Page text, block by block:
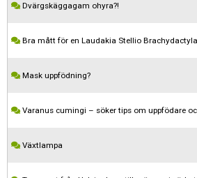
Dvärgskäggagam ohyra?!
Bra mått för en Laudakia Stellio Brachydactyla
Mask uppfödning?
Varanus cumingi – söker tips om uppfödare
Växtlampa